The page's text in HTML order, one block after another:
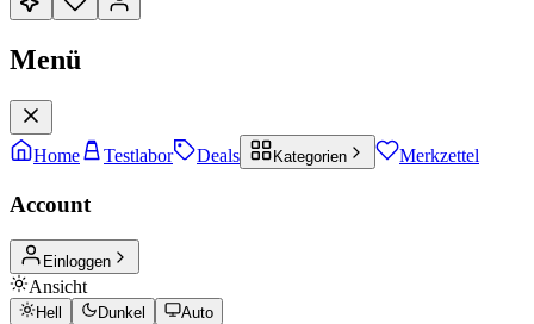
Menü
Home Testlabor Deals Kategorien Merkzettel
Account
Einloggen
Ansicht
Hell Dunkel Auto